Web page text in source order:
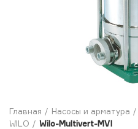
Главная Насосы и арматура
WILO
Wilo-Multivert-MVI